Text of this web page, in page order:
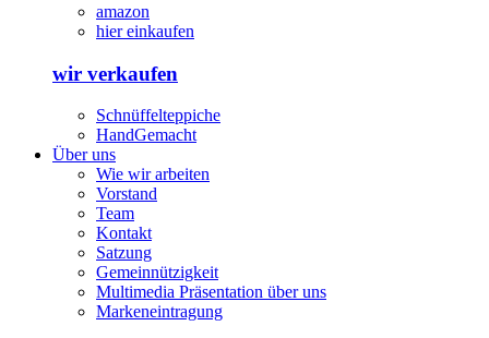
amazon
hier einkaufen
wir verkaufen
Schnüffelteppiche
HandGemacht
Über uns
Wie wir arbeiten
Vorstand
Team
Kontakt
Satzung
Gemeinnützigkeit
Multimedia Präsentation über uns
Markeneintragung